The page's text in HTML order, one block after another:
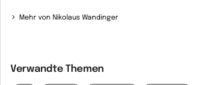
Mehr von Nikolaus Wandinger
Verwandte Themen